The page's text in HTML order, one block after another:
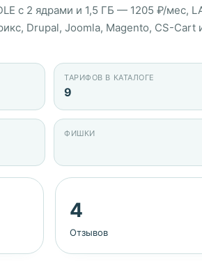
с 2 ядрами и 1,5 ГБ — 1205 ₽/мес,
Drupal, Joomla, Magento, CS-Cart
ТАРИФОВ В КАТАЛОГЕ
9
ФИШКИ
4
Отзывов